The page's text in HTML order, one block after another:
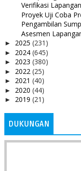
Verifikasi
Proyek Uji Coba
Pengambilan
Asesmen
► 2025 (231)
► 2024 (645)
► 2023 (380)
► 2022 (25)
► 2021 (40)
► 2020 (44)
► 2019 (21)
DUKUNGAN